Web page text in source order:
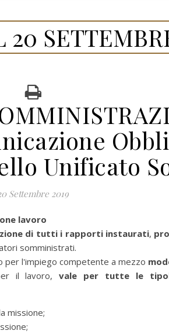
20
Unificato
Settembre 2019
lavoro
di tutti i rapporti instaurati,
somministrati.
per l'impiego competente a mezzo
il lavoro,vale per tutte le
missione;